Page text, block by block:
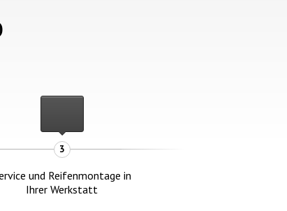
3
und Reifenmontage in
Ihrer Werkstatt